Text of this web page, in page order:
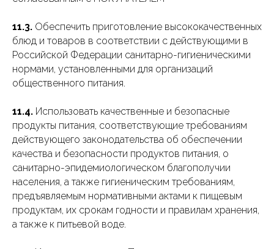
11.3. Обеспечить приготовление высококачественных
блюд и товаров в соответствии с действующими в
Российской Федерации санитарно-гигиеническими
нормами, установленными для организаций
общественного питания.
11.4. Использовать качественные и безопасные
продукты питания, соответствующие требованиям
действующего законодательства об обеспечении
качества и безопасности продуктов питания, о
санитарно-эпидемиологическом благополучии
населения, а также гигиеническим требованиям,
предъявляемым нормативными актами к пищевым
продуктам, их срокам годности и правилам хранения,
а также к питьевой воде.